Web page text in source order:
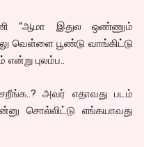
“ஆமா இதுல ஒண்ணும்
வெள்ளை பூண்டு வாங்கிட்டு
புலம்ப..
அவர் எதாவது படம்
சொல்லிட்டு எங்கயாவது